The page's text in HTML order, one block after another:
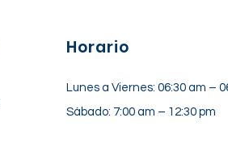
Horario
Lunes a Viernes: 06:30 am –
Sábado: 7:00 am – 12:30 pm